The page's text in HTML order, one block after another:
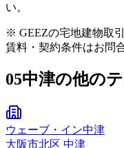
い。
※ GEEZの宅地建物取
賃料・契約条件はお問
05中津の他の
ウェーブ・イン中津
大阪市北区 中津